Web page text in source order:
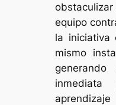
equipo
la iniciativa
mismo
generando